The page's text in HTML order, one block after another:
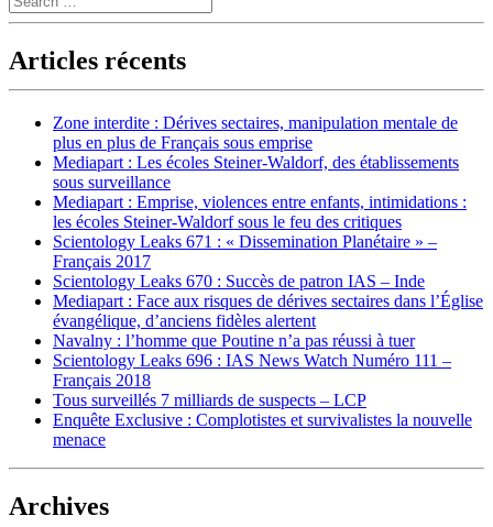
Articles récents
Zone interdite : Dérives sectaires, manipulation mentale de
plus en plus de Français sous emprise
Mediapart : Les écoles Steiner-Waldorf, des établissements
sous surveillance
Mediapart : Emprise, violences entre enfants, intimidations :
les écoles Steiner-Waldorf sous le feu des critiques
Scientology Leaks 671 : « Dissemination Planétaire » –
Français 2017
Scientology Leaks 670 : Succès de patron IAS – Inde
Mediapart : Face aux risques de dérives sectaires dans l’Église
évangélique, d’anciens fidèles alertent
Navalny : l’homme que Poutine n’a pas réussi à tuer
Scientology Leaks 696 : IAS News Watch Numéro 111 –
Français 2018
Tous surveillés 7 milliards de suspects – LCP
Enquête Exclusive : Complotistes et survivalistes la nouvelle
menace
Archives